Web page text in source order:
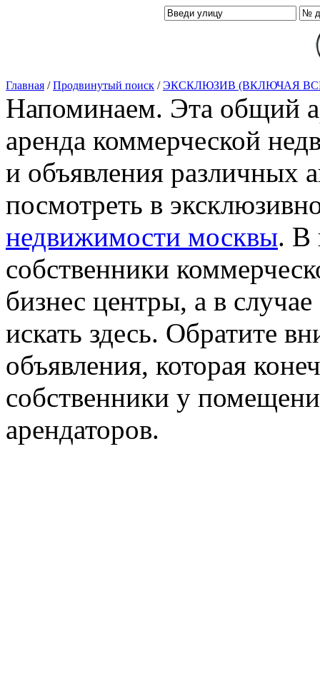
Главная /Продвинутый поиск /ЭКСКЛЮЗИВ (ВКЛЮЧАЯ
Напоминаем. Эта общий
аренда коммерческой
и объявления различных
посмотреть в
недвижимости москвы. В
собственники
бизнес центры, а в случае
искать здесь. Обратите
объявления, которая
собственники у
арендаторов.